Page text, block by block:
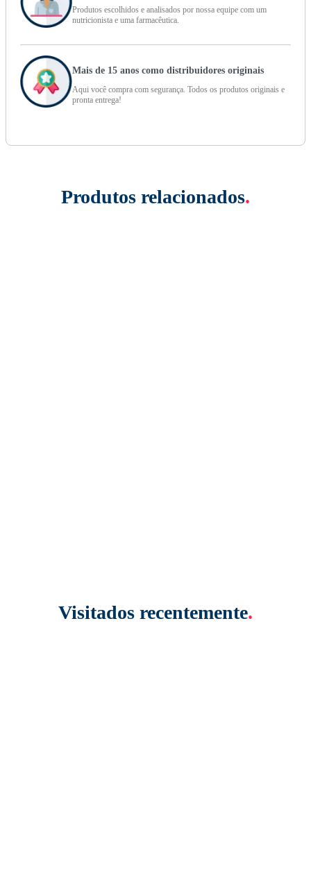
Produtos escolhidos e analisados por nossa equipe com um
nutricionista e uma farmacêutica.
Mais de 15 anos como distribuidores originais
Aqui você compra com segurança. Todos os produtos originais e
pronta entrega!
Produtos relacionados.
Visitados recentemente.